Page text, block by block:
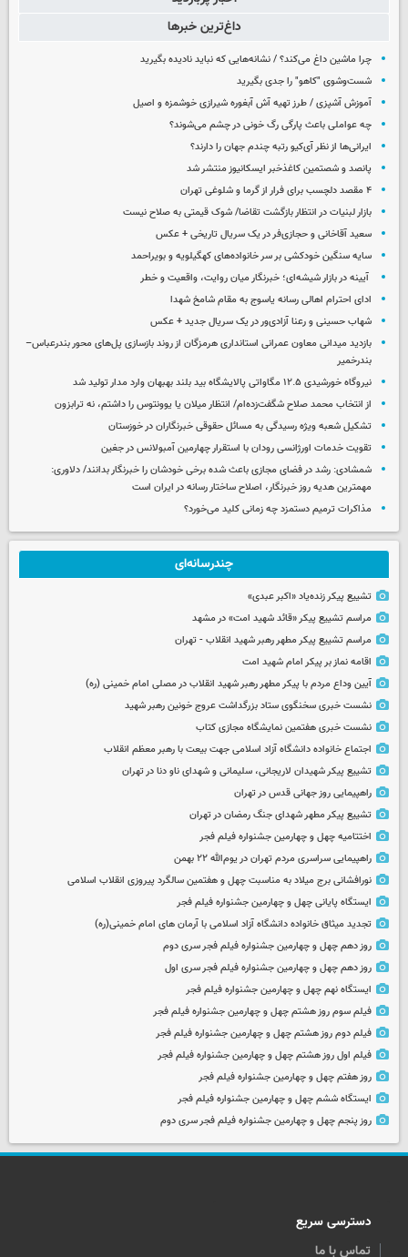
داغ‌ترین خبرها
چرا ماشین داغ می‌کند؟ / نشانه‌هایی که نباید نادیده بگیرید
شست‌وشوی "کاهو" را جدی بگیرید
آموزش آشپزی / طرز تهیه آش آبغوره شیرازی خوشمزه و اصیل
چه عواملی باعث پارگی رگ خونی در چشم می‌شوند؟
ایرانی‌ها از نظر آی‌کیو رتبه چندم جهان را دارند؟
پانصد و شصتمین کاغذخبر ایسکانیوز منتشر شد
۴ مقصد دلچسب برای فرار از گرما و شلوغی تهران
بازار لبنیات در انتظار بازگشت تقاضا/ شوک قیمتی به صلاح نیست
سعید آقاخانی و حجازی‌فر در یک سریال تاریخی + عکس
سایه سنگین خودکشی بر سر خانواده‌های کهگیلویه و بویراحمد
آیینه در بازار شیشه‌ای؛ خبرنگار میان روایت، واقعیت و خطر
ادای احترام اهالی رسانه یاسوج به مقام شامخ شهدا
شهاب حسینی و رعنا آزادی‌ور در یک سریال جدید + عکس
بازدید میدانی معاون عمرانی استانداری هرمزگان از روند بازسازی پل‌های محور بندرعباس–
بندرخمیر
نیروگاه خورشیدی ۱۲.۵ مگاواتی پالایشگاه بید بلند بهبهان وارد مدار تولید شد
از انتخاب محمد صلاح شگفت‌زده‌ام/ انتظار میلان یا یوونتوس را داشتم، نه ترابزون
تشکیل شعبه ویژه رسیدگی به مسائل حقوقی خبرنگاران در خوزستان
تقویت خدمات اورژانسی رودان با استقرار چهارمین آمبولانس در جغین
شمشادی: رشد در فضای مجازی باعث شده برخی خودشان را خبرنگار بدانند/ دلاوری:
مهمترین هدیه‌ روز خبرنگار، اصلاح ساختار رسانه در ایران است
مذاکرات ترمیم دستمزد چه زمانی کلید می‌خورد؟
چندرسانه‌ای
تشییع پیکر زنده‌یاد «اکبر عبدی»
مراسم تشییع پیکر «قائد شهید امت» در مشهد
مراسم تشییع پیکر مطهر رهبر شهید انقلاب - تهران
اقامه نماز بر پیکر امام شهید امت
آیین وداع مردم با پیکر مطهر رهبر شهید انقلاب در مصلی امام خمینی (ره)
نشست خبری سخنگوی ستاد بزرگداشت عروج خونین رهبر شهید
نشست خبری هفتمین نمایشگاه مجازی کتاب
اجتماع خانواده دانشگاه آزاد اسلامی جهت بیعت با رهبر معظم انقلاب
تشییع پیکر شهیدان لاریجانی، سلیمانی و شهدای ناو دنا در تهران
راهپیمایی روز جهانی قدس در تهران
تشییع پیکر مطهر شهدای جنگ رمضان در تهران
اختتامیه چهل و چهارمین جشنواره فیلم فجر
راهپیمایی سراسری مردم تهران در یوم‌الله ۲۲ بهمن
نورافشانی برج میلاد به مناسبت چهل‌ و هفتمین سالگرد پیروزی انقلاب اسلامی
ایستگاه پایانی چهل و چهارمین جشنواره فیلم فجر
تجدید میثاق خانواده دانشگاه آزاد اسلامی با آرمان های امام خمینی(ره)
روز دهم چهل و چهارمین جشنواره فیلم فجر سری دوم
روز دهم چهل و چهارمین جشنواره فیلم فجر سری اول
ایستگاه نهم چهل و چهارمین جشنواره فیلم فجر
فیلم سوم روز هشتم چهل و چهارمین جشنواره فیلم فجر
فیلم دوم روز هشتم چهل و چهارمین جشنواره فیلم فجر
فیلم اول روز هشتم چهل و چهارمین جشنواره فیلم فجر
روز هفتم چهل و چهارمین جشنواره فیلم فجر
ایستگاه ششم چهل و چهارمین جشنواره فیلم فجر
روز پنجم چهل و چهارمین جشنواره فیلم فجر سری دوم
دسترسی سریع
تماس با ما